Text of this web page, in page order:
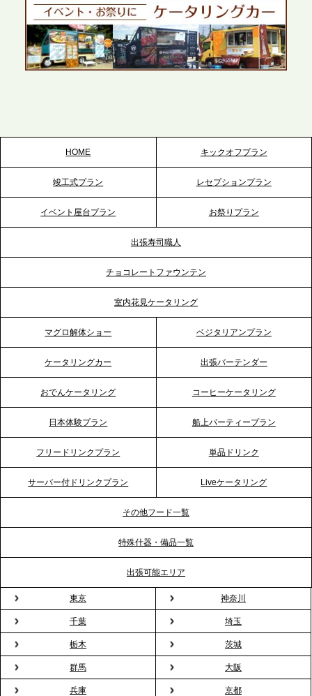
ントから主要都市の社内懇親会まで、現地拠点を活
かしたスムーズな対応を展開
2026.5.22
2026.5.20
プレスリリースのご案内｜ケータリングのセカンド
2026.5.12
プレスリリースのご案内｜ケータリングのセカンド
2026.4.21
プレスリリースのご案内｜「温かな食」が会話のス
イッチに。新入社員研修で《食体験としてのケータ
プレスリリースのご案内｜ケータリングのセカンド
テーブル、横浜事務所を新設。神奈川エリアのサー
ビス提供体制を強化し、質の高い「場づくり」をサ
TBS「Nスタ」で、2ndTable「1DISH」の花見オー
ドブルが紹介されました
2026.3.23
プレスリリースのご案内｜入社式の“そのまま懇親
会”が企業で広がる。 新入社員の交流を支える『オフ
ィスケータリング』という新しい活用法
HOME キックオフプラン
竣工式プラン レセプションプラン
イベント屋台プラン お祭りプラン
出張寿司職人
チョコレートファウンテン
室内花見ケータリング
マグロ解体ショー ベジタリアンプラン
ケータリングカー 出張バーテンダー
おでんケータリング コーヒーケータリング
日本体験プラン 船上パーティープラン
フリードリンクプラン 単品ドリンク
サーバー付ドリンクプラン Liveケータリング
その他フード一覧
特殊什器・備品一覧
出張可能エリア
東京 神奈川
千葉 埼玉
栃木 茨城
群馬 大阪
兵庫 京都